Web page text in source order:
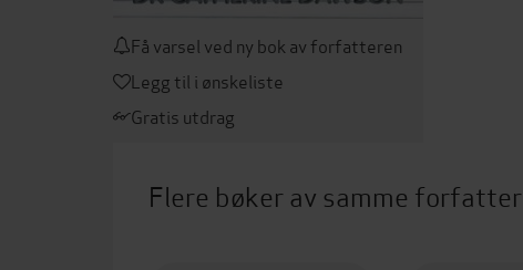
Få varsel ved ny bok av forfatteren
Legg til i ønskeliste
Gratis utdrag
Flere bøker av samme forfatter